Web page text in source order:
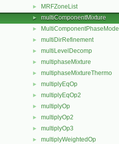
► MRFZoneList
► multiComponentMixture
► MultiComponentPhaseModel
► multiDirRefinement
► multiLevelDecomp
► multiphaseMixture
► multiphaseMixtureThermo
► multiplyEqOp
► multiplyEqOp2
► multiplyOp
► multiplyOp2
► multiplyOp3
► multiplyWeightedOp